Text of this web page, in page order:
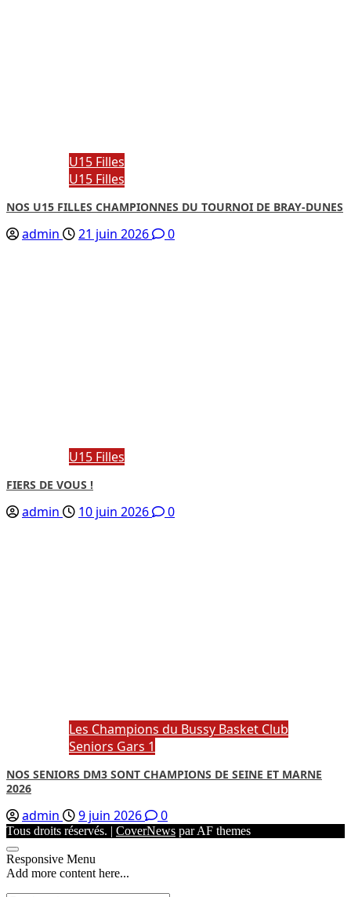
U15 Filles
U15 Filles
NOS U15 FILLES CHAMPIONNES DU TOURNOI DE BRAY-DUNES
admin 21 juin 2026 0
U15 Filles
FIERS DE VOUS !
admin 10 juin 2026 0
Les Champions du Bussy Basket Club
Seniors Gars 1
NOS SENIORS DM3 SONT CHAMPIONS DE SEINE ET MARNE
2026
admin 9 juin 2026 0
Tous droits réservés. | CoverNews par AF themes
Responsive Menu
Add more content here...